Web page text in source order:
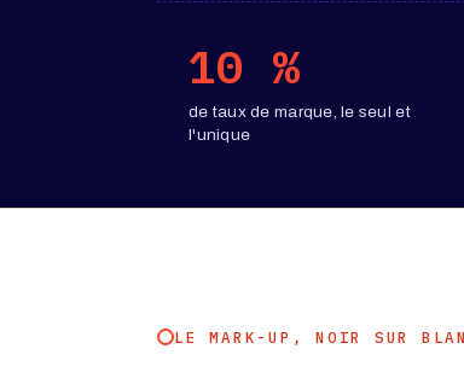
10 %
de taux de marque, le seul et
l'unique
LE MARK-UP, NOIR SUR